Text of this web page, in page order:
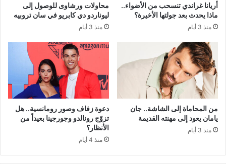
أريانا غراندي تنسحب من الأضواء..
ماذا يحدث بعد جولتها الأخيرة؟
منذ 3 أيام
محاولات ورشاوى للوصول إلى
ليوناردو دي كابريو في سان تروبيه
منذ 3 أيام
من المحاماة إلى الشاشة.. جان
يامان يعود إلى مهنته القديمة
منذ 3 أيام
دعوة زفاف وصور رومانسية.. هل
تزوّج رونالدو وجورجينا بعيداً من
الأنظار؟
منذ 4 أيام